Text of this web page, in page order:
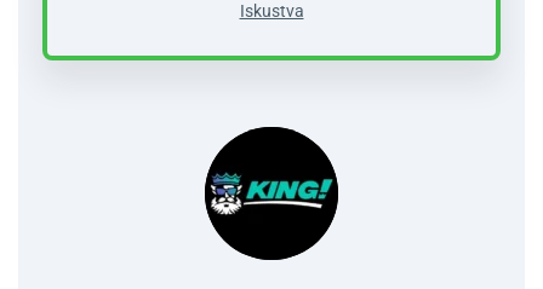
Iskustva